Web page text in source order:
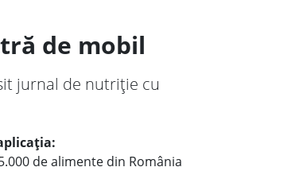
de mobil
jurnal de nutriție cu
de alimente din România